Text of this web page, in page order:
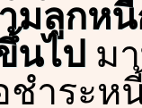
มลูกหนี้
นไปมา
ชำระห